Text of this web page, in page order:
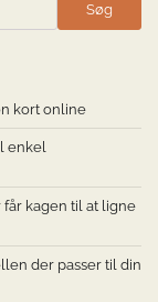
Søg
kort online
enkel
får kagen til at ligne
der passer til din